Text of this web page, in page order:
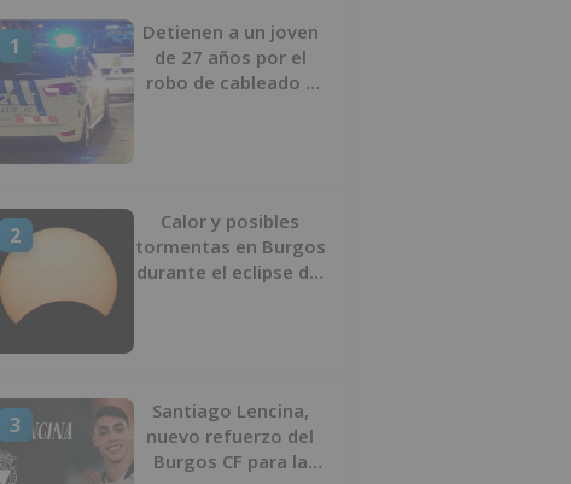
1
Detienen a un joven
de 27 años por el
robo de cableado y
2
Calor y posibles
tormentas en Burgos
durante el eclipse del
3
Santiago Lencina,
nuevo refuerzo del
Burgos CF para la